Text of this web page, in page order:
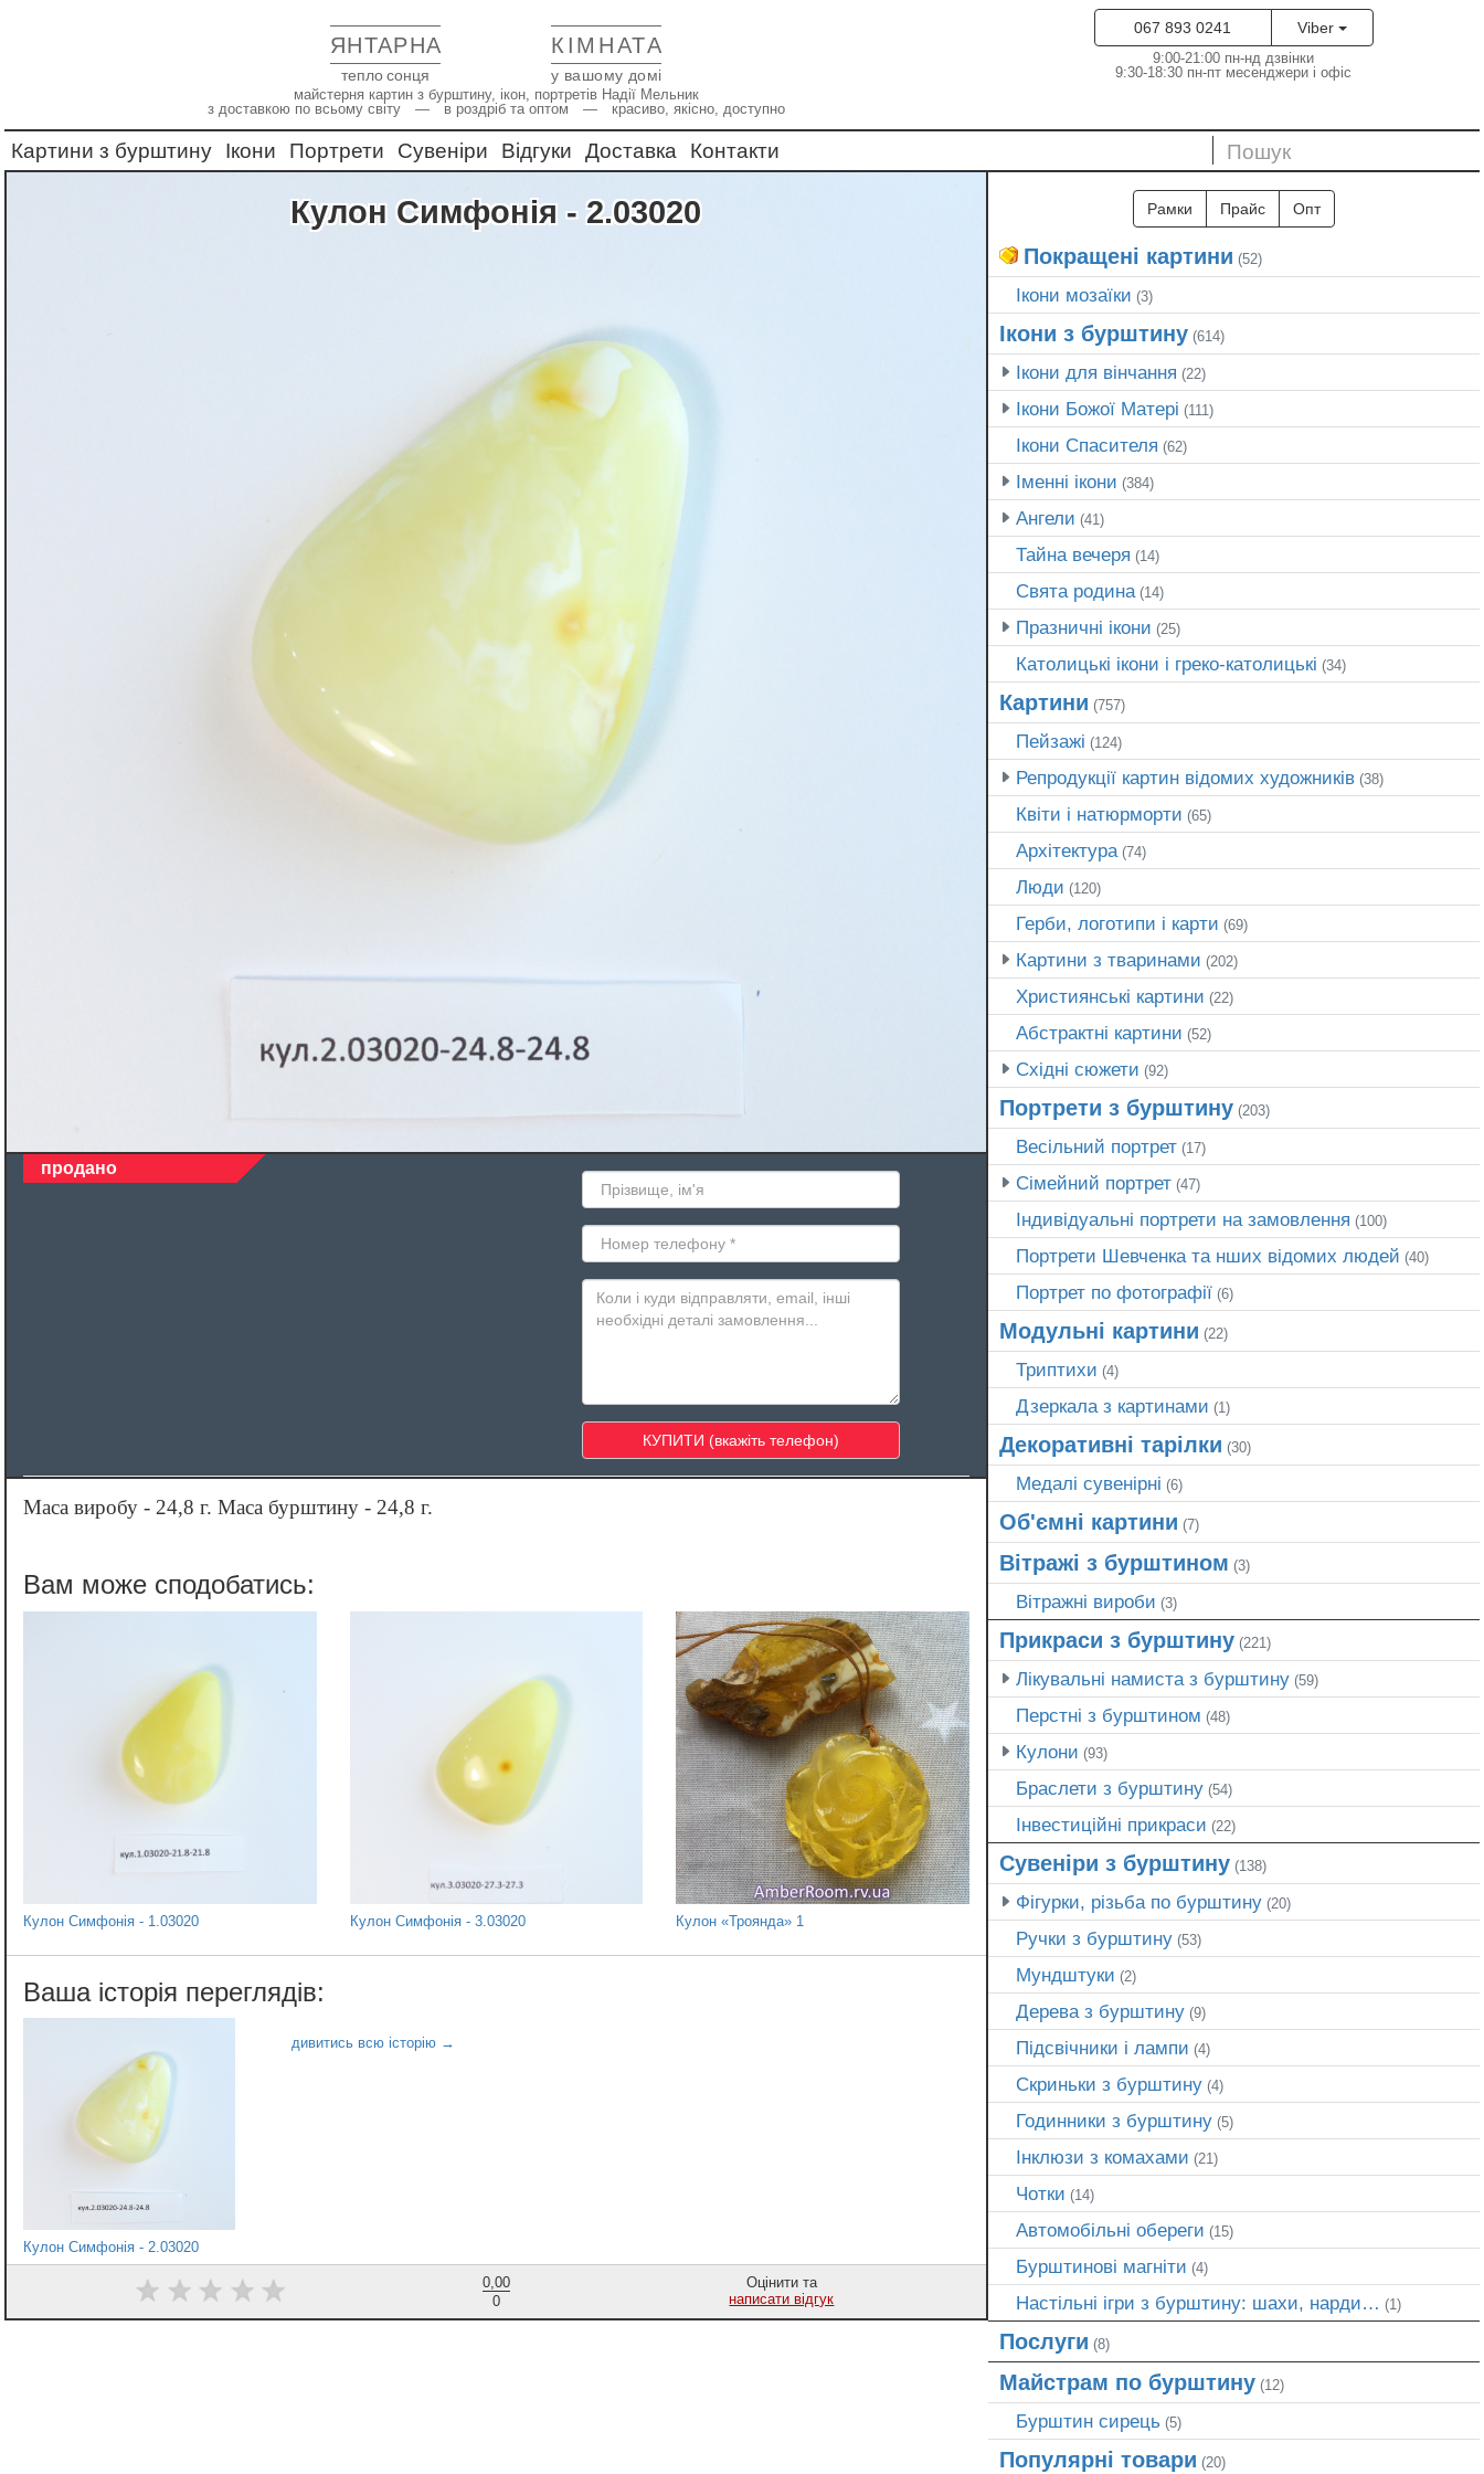
ЯНТАРНА КІМНАТА
тепло сонця у вашому домі
майстерня картин з бурштину, ікон, портретів Надії Мельник
з доставкою по всьому світу — в роздріб та оптом — красиво, якісно, доступно
067 893 0241 Viber
9:00-21:00 пн-нд дзвінки
9:30-18:30 пн-пт месенджери і офіс
Картини з бурштину Ікони Портрети Сувеніри Відгуки Доставка Контакти
Кулон Симфонія - 2.03020
продано
Маса виробу - 24,8 г. Маса бурштину - 24,8 г.
Кулон Симфонія - 1.03020 Кулон Симфонія - 3.03020 Кулон «‎Троянда» 1
Кулон Симфонія - 2.03020
0,00
0
Оцінити та
написати відгук
Рамки Прайс Опт
Покращені картини (52)
Ікони мозаїки (3)
Ікони з бурштину(614)
Ікони для вінчання (22)
Ікони Божої Матері (111)
Ікони Спасителя (62)
Іменні ікони (384)
Ангели (41)
Тайна вечеря (14)
Свята родина(14)
Празничні ікони (25)
Католицькі ікони і греко-католицькі (34)
Картини (757)
Пейзажі (124)
Репродукції картин відомих художників(38)
Квіти і натюрморти (65)
Архітектура(74)
Люди (120)
Герби, логотипи і карти (69)
Картини з тваринами (202)
Християнські картини (22)
Абстрактні картини (52)
Східні сюжети (92)
Портрети з бурштину(203)
Весільний портрет(17)
Сімейний портрет(47)
Індивідуальні портрети на замовлення (100)
Портрети Шевченка та нших відомих людей (40)
Портрет по фотографії (6)
Модульні картини (22)
Триптихи (4)
Дзеркала з картинами (1)
Декоративні тарілки (30)
Медалі сувенірні (6)
Об'ємні картини (7)
Вітражі з бурштином (3)
Вітражні вироби (3)
Прикраси з бурштину(221)
Лікувальні намиста з бурштину(59)
Перстні з бурштином (48)
Кулони (93)
Браслети з бурштину(54)
Інвестиційні прикраси (22)
Сувеніри з бурштину(138)
Фігурки, різьба по бурштину(20)
Ручки з бурштину(53)
Мундштуки (2)
Дерева з бурштину(9)
Підсвічники і лампи (4)
Скриньки з бурштину(4)
Годинники з бурштину(5)
Інклюзи з комахами (21)
Чотки (14)
Автомобільні обереги (15)
Бурштинові магніти (4)
Настільні ігри з бурштину: шахи, нарди… (1)
Послуги (8)
Майстрам по бурштину(12)
Бурштин сирець (5)
Популярні товари (20)